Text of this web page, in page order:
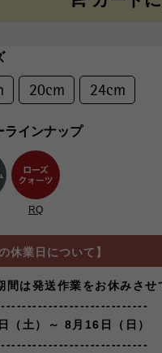
20cm 24cm
ラインナップ
RQ
休業日について】
間は発送作業をお休みさせ
（土）～ 8月16日（日）